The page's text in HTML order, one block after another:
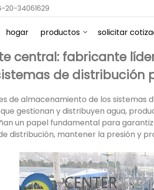
20-34061629
hogar productos solicitar
central: fabricante
de distribución
de almacenamiento de los sistemas
gestionan y distribuyen agua,
un papel fundamental para
distribución, mantener la presión y